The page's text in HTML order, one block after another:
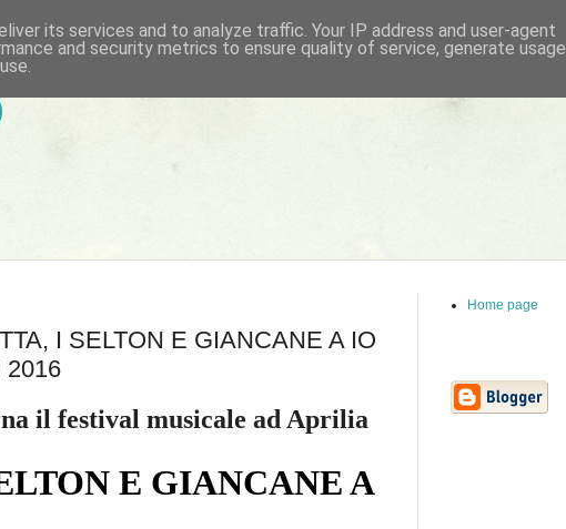
I SELTON E GIANCANE A IO
2016
il festival musicale ad Aprilia
E GIANCANE A
Home page
its services and to analyze traffic. Your IP address and user-agent
and security metrics to ensure quality of service, generate usage